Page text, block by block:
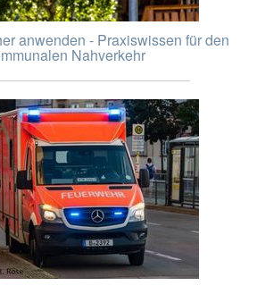
anwenden - Praxiswissen für den
Nahverkehr